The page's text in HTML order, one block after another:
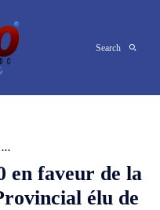
Search
en faveur de la
élu de